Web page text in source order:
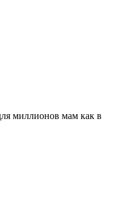
миллионов мам как в